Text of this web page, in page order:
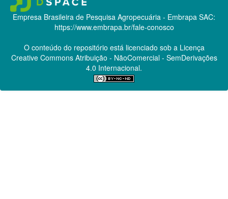
Empresa Brasileira de Pesquisa Agropecuária - Embrapa SAC:
https://www.embrapa.br/fale-conosco
O conteúdo do repositório está licenciado sob a Licença
Creative CommonsAtribuição - NãoComercial - SemDerivações
4.0 Internacional.